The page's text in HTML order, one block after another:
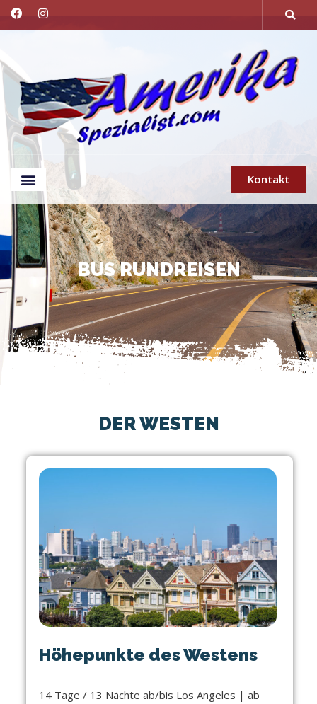
Kontakt
BUS RUNDREISEN
DER WESTEN
Höhepunkte des Westens
14 Tage / 13 Nächte ab/bis Los Angeles | ab